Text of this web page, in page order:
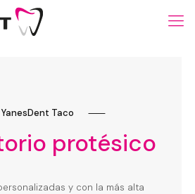
YanesDent Taco ⸺
protésico
y con la más alta